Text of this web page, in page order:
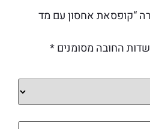
“קופסאת אחסון עם מד
שדות החובה מסומנים*